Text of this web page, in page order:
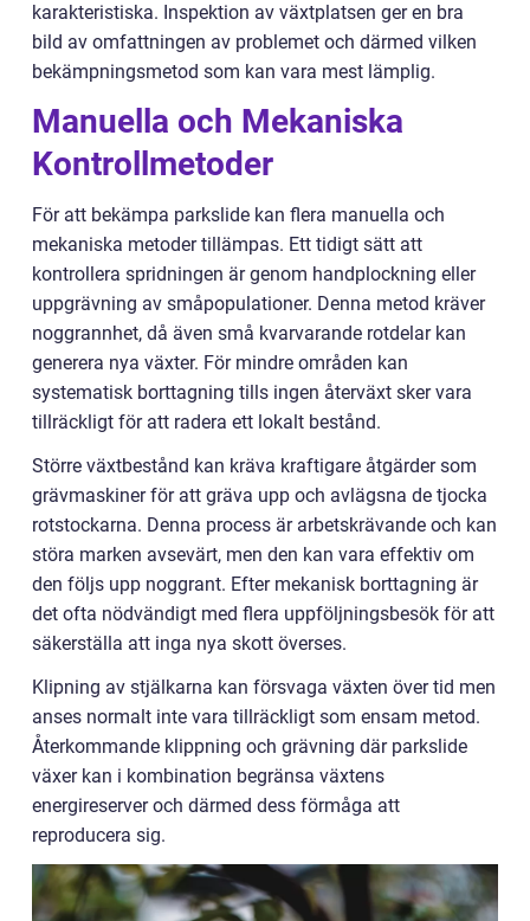
karakteristiska. Inspektion av växtplatsen ger en bra
bild av omfattningen av problemet och därmed vilken
bekämpningsmetod som kan vara mest lämplig.
Manuella och Mekaniska
Kontrollmetoder
För att bekämpa parkslide kan flera manuella och
mekaniska metoder tillämpas. Ett tidigt sätt att
kontrollera spridningen är genom handplockning eller
uppgrävning av småpopulationer. Denna metod kräver
noggrannhet, då även små kvarvarande rotdelar kan
generera nya växter. För mindre områden kan
systematisk borttagning tills ingen återväxt sker vara
tillräckligt för att radera ett lokalt bestånd.
Större växtbestånd kan kräva kraftigare åtgärder som
grävmaskiner för att gräva upp och avlägsna de tjocka
rotstockarna. Denna process är arbetskrävande och kan
störa marken avsevärt, men den kan vara effektiv om
den följs upp noggrant. Efter mekanisk borttagning är
det ofta nödvändigt med flera uppföljningsbesök för att
säkerställa att inga nya skott överses.
Klipning av stjälkarna kan försvaga växten över tid men
anses normalt inte vara tillräckligt som ensam metod.
Återkommande klippning och grävning där parkslide
växer kan i kombination begränsa växtens
energireserver och därmed dess förmåga att
reproducera sig.